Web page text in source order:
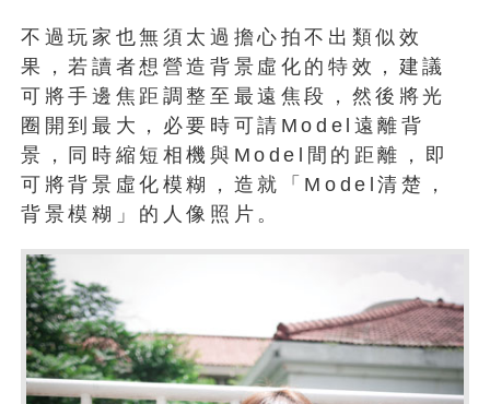
不過玩家也無須太過擔心拍不出類似效
果，若讀者想營造背景虛化的特效，建議
可將手邊焦距調整至最遠焦段，然後將光
圈開到最大，必要時可請Model遠離背
景，同時縮短相機與Model間的距離，即
可將背景虛化模糊，造就「Model清楚，
背景模糊」的人像照片。